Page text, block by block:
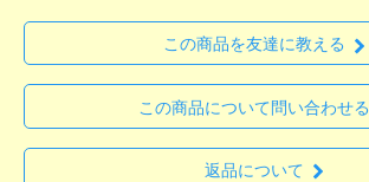
この商品を友達に教える
この商品について問い合わせる
返品について